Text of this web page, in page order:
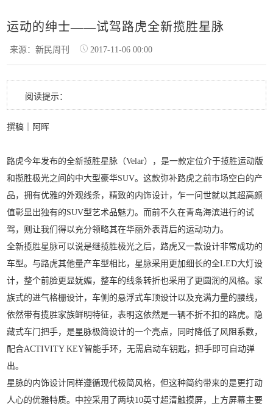
运动的绅士——试驾路虎全新揽胜星脉
来源：新民周刊 2017-11-06 00:00
阅读提示：
撰稿｜阿晖
路虎今年发布的全新揽胜星脉（Velar），是一款定位介于揽胜运动版
和揽胜极光之间的中大型豪华SUV。这款弥补路虎之前市场空白的产
品，拥有优雅的外观线条，精致的内饰设计，乍一问世就以其超高颜
值彰显出独有的SUV型艺术品魅力。而前不久在青岛海滨进行的试
驾，则让我们得以充分领略其在华丽外表背后的运动功力。
全新揽胜星脉可以说是继揽胜极光之后，路虎又一款设计非常成功的
车型。与路虎其他量产车型相比，星脉采用更加细长的全LED大灯设
计，整个前脸更显妩媚，整车的线条转折也采用了更圆润的风格。家
族式的进气格栅设计，车侧的悬浮式车顶设计以及充满力量的腰线，
依然带有揽胜家族鲜明特征，表明这依然是一辆不折不扣的路虎。隐
藏式车门把手，是星脉极简设计的一个亮点，同时降低了风阻系数，
配合ACTIVITY KEY智能手环，无需启动车钥匙，把手即可自动弹
出。
星脉的内饰设计同样遵循现代极简风格，但这种简约带来的是更打动
人心的优雅特质。中控采用了两块10英寸超清触摸屏，上方屏幕主要